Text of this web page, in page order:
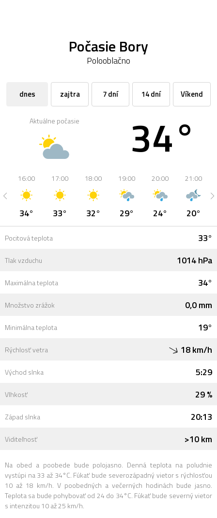
Počasie Bory
Polooblačno
dnes zajtra 7 dní 14 dní Víkend
Aktuálne počasie 34°
16:00
34°
17:00
33°
18:00
32°
19:00
29°
20:00
24°
21:00
20°
Pocitová teplota 33°
Tlak vzduchu 1014 hPa
Maximálna teplota 34°
Množstvo zrážok 0,0 mm
Minimálna teplota 19°
Rýchlosť vetra 18 km/h
Východ slnka 5:29
Vlhkosť 29 %
Západ slnka 20:13
Viditeľnosť >10 km
Na obed a poobede bude polojasno. Denná teplota na poludnie
vystúpi na 33 až 34°C. Fúkať bude severozápadný vietor s rýchlosťou
10 až 18 km/h. V poobedných a večerných hodinách bude jasno.
Teplota sa bude pohybovať od 24 do 34°C. Fúkať bude severný vietor
s intenzitou 10 až 25 km/h.